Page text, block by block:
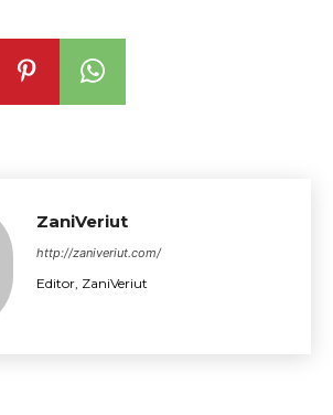
ZaniVeriut
http://zaniveriut.com/
Editor, ZaniVeriut